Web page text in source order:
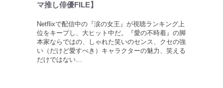
マ推し俳優FILE】
Netflixで配信中の『涙の女王』が視聴ランキング上
位をキープし、大ヒット中だ。『愛の不時着』の脚
本家ならではの、しゃれた笑いのセンス、クセの強
い（だけど愛すべき）キャラクターの魅力、笑える
だけではない…